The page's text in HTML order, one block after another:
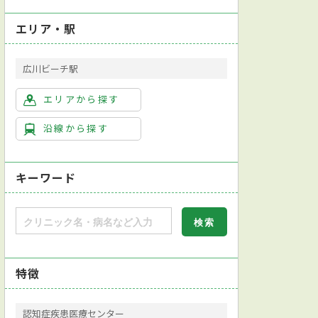
エリア・駅
広川ビーチ駅
エリアから探す
沿線から探す
キーワード
特徴
認知症疾患医療センター